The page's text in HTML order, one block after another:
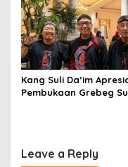
Kang ​Suli Da’im
Pembukaan Grebeg
Leave a Reply